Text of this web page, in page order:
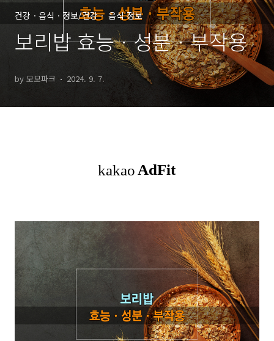
건강ㆍ음식ㆍ정보/건강ㆍ 음식 정보
보리밥 효능ㆍ성분ㆍ부작용
by 모모파크 2024. 9. 7.